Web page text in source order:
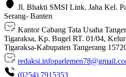
Jl. Bhakti SMSI Link. Jaha Kel.
Serang- Banten
Kantor Cabang Tata Usaha
Tigaraksa, Kp. Bugel RT. 01/04,
Tigaraksa-Kabupaten Tangerang
(0254) 7915353